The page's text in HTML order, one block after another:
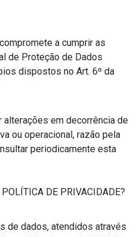
a cumprir as
de Proteção de Dados
dispostos no Art. 6º da
em decorrência de
ou operacional, razão pela
periodicamente esta
DE PRIVACIDADE?
de dados, atendidos através